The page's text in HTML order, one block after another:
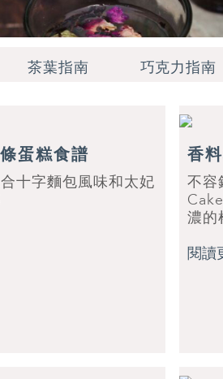
茶葉指南 巧克力指南
蛋糕食譜
十字麵包風味和太妃
香
不容
濃的
閱讀